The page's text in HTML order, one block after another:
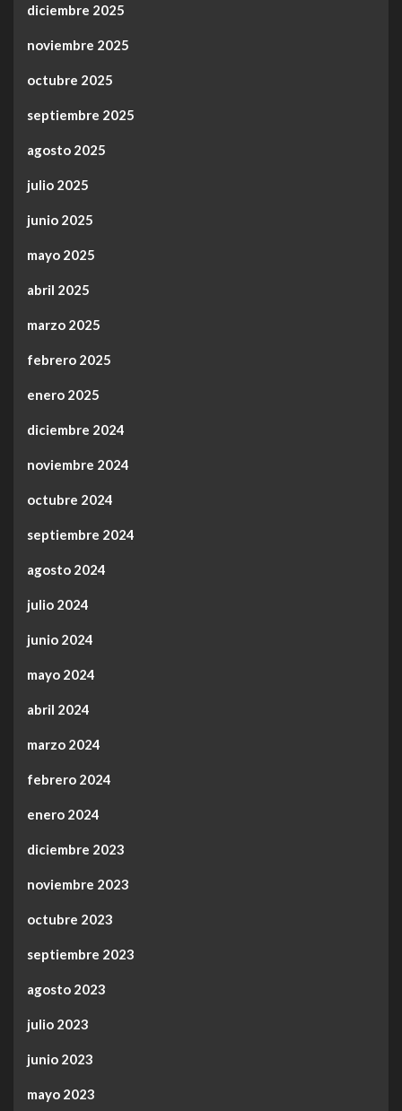
diciembre 2025
noviembre 2025
octubre 2025
septiembre 2025
agosto 2025
julio 2025
junio 2025
mayo 2025
abril 2025
marzo 2025
febrero 2025
enero 2025
diciembre 2024
noviembre 2024
octubre 2024
septiembre 2024
agosto 2024
julio 2024
junio 2024
mayo 2024
abril 2024
marzo 2024
febrero 2024
enero 2024
diciembre 2023
noviembre 2023
octubre 2023
septiembre 2023
agosto 2023
julio 2023
junio 2023
mayo 2023